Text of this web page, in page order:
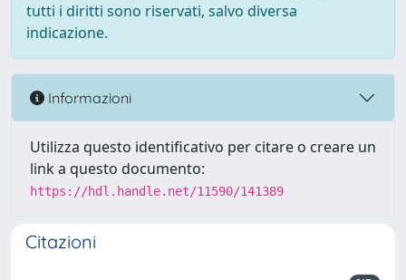
tutti i diritti sono riservati, salvo diversa
indicazione.
Informazioni
Utilizza questo identificativo per citare o creare un
link a questo documento:
https://hdl.handle.net/11590/141389
Citazioni